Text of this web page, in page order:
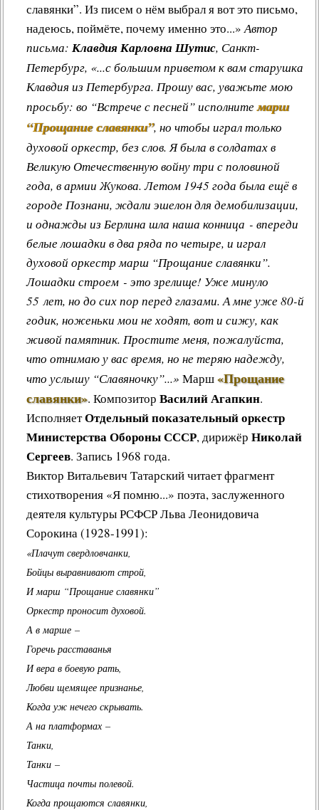
славянки”. Из писем о нём выбрал я вот это письмо,
надеюсь, поймёте, почему именно это...»Автор
письма: Клавдия Карловна Шутис, Санкт-
Петербург, «...с большим приветом к вам старушка
Клавдия из Петербурга. Прошу вас, уважьте мою
просьбу: во “Встрече с песней” исполнитемарш
“Прощание славянки”, но чтобы играл только
духовой оркестр, без слов. Я была в солдатах в
Великую Отечественную войну три с половиной
года, в армии Жукова. Летом 1945 года была ещё в
городе Познани, ждали эшелон для демобилизации,
и однажды из Берлина шла наша конница - впереди
белые лошадки в два ряда по четыре, и играл
духовой оркестр марш “Прощание славянки”.
Лошадки строем - это зрелище! Уже минуло
55 лет, но до сих пор перед глазами. А мне уже 80-й
годик, ноженьки мои не ходят, вот и сижу, как
живой памятник. Простите меня, пожалуйста,
что отнимаю у вас время, но не теряю надежду,
что услышу “Славяночку”...» Марш«Прощание
славянки». Композитор Василий Агапкин.
ИсполняетОтдельный показательный оркестр
Министерства Обороны СССР, дирижёр Николай
Сергеев. Запись 1968 года.
Виктор Витальевич Татарскийчитает фрагмент
стихотворения «Я помню...» поэта, заслуженного
деятеля культуры РСФСРЛьва Леонидовича
Сорокина(1928-1991):
«Плачут свердловчанки,
Бойцы выравнивают строй,
И марш “Прощание славянки”
Оркестр проносит духовой.
А в марше –
Горечь расставанья
И вера в боевую рать,
Любви щемящее признанье,
Когда уж нечего скрывать.
А на платформах –
Танки,
Танки –
Частица почты полевой.
Когда прощаются славянки,